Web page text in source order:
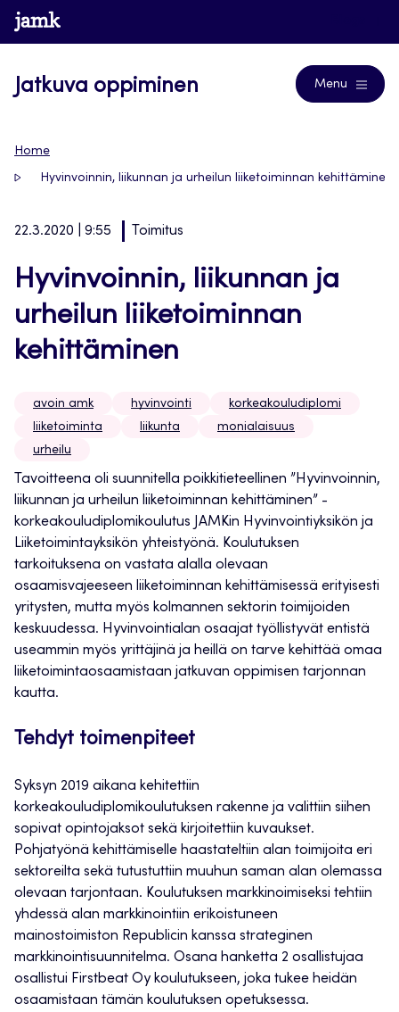
Siirry
suoraan
www.jamk.fi
Jatkuva oppiminen Menu
Home
Hyvinvoinnin, liikunnan ja urheilun liiketoiminnan kehittäminen
22.3.2020 | 9:55 Toimitus
Hyvinvoinnin, liikunnan ja
urheilun liiketoiminnan
kehittäminen
avoin amk hyvinvointi
korkeakouludiplomi
liiketoiminta
liikunta
monialaisuus
urheilu
Tavoitteena oli suunnitella poikkitieteellinen ”Hyvinvoinnin,
liikunnan ja urheilun liiketoiminnan kehittäminen” -
korkeakouludiplomikoulutus JAMKin Hyvinvointiyksikön ja
Liiketoimintayksikön yhteistyönä. Koulutuksen
tarkoituksena on vastata alalla olevaan
osaamisvajeeseen liiketoiminnan kehittämisessä erityisesti
yritysten, mutta myös kolmannen sektorin toimijoiden
keskuudessa. Hyvinvointialan osaajat työllistyvät entistä
useammin myös yrittäjinä ja heillä on tarve kehittää omaa
liiketoimintaosaamistaan jatkuvan oppimisen tarjonnan
kautta.
Tehdyt toimenpiteet
Syksyn 2019 aikana kehitettiin
korkeakouludiplomikoulutuksen rakenne ja valittiin siihen
sopivat opintojaksot sekä kirjoitettiin kuvaukset.
Pohjatyönä kehittämiselle haastateltiin alan toimijoita eri
sektoreilta sekä tutustuttiin muuhun saman alan olemassa
olevaan tarjontaan. Koulutuksen markkinoimiseksi tehtiin
yhdessä alan markkinointiin erikoistuneen
mainostoimiston Republicin kanssa strateginen
markkinointisuunnitelma. Osana hanketta 2 osallistujaa
osallistui Firstbeat Oy koulutukseen, joka tukee heidän
osaamistaan tämän koulutuksen opetuksessa.